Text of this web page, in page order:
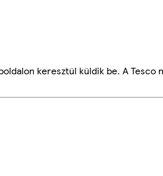
keresztül küldik be. A